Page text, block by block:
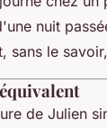
nuit
sans le
de Julien